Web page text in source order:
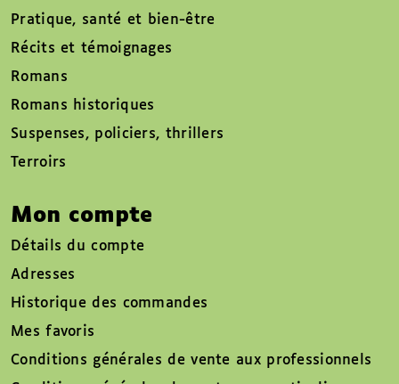
Pratique, santé et bien-être
Récits et témoignages
Romans
Romans historiques
Suspenses, policiers, thrillers
Terroirs
Mon compte
Détails du compte
Adresses
Historique des commandes
Mes favoris
Conditions générales de vente aux professionnels